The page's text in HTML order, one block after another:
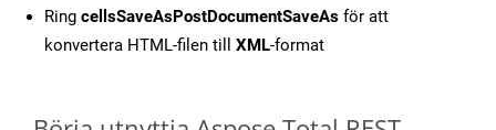
Ring cellsSaveAsPostDocumentSaveAs för att
konvertera HTML-filen till XML-format